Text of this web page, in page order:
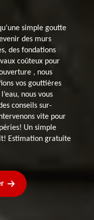
simple goutte
des murs
des fondations
coûteux pour
, nous
vos gouttières
nous vous
conseils sur-
vite pour
Un simple
Estimation gratuite